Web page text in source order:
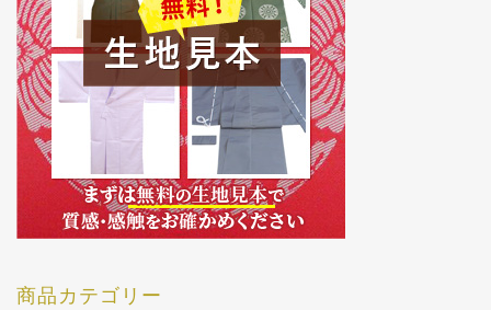
商品カテゴリー